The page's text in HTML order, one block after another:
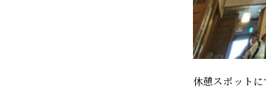
休憩スポット